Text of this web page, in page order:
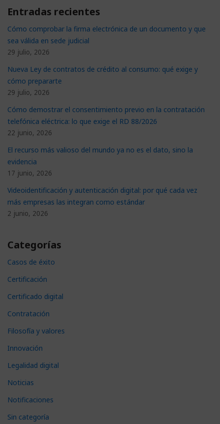
Entradas recientes
Cómo comprobar la firma electrónica de un documento y que
sea válida en sede judicial
29 julio, 2026
Nueva Ley de contratos de crédito al consumo: qué exige y
cómo prepararte
29 julio, 2026
Cómo demostrar el consentimiento previo en la contratación
telefónica eléctrica: lo que exige el RD 88/2026
22 junio, 2026
El recurso más valioso del mundo ya no es el dato, sino la
evidencia
17 junio, 2026
Videoidentificación y autenticación digital: por qué cada vez
más empresas las integran como estándar
2 junio, 2026
Categorías
Casos de éxito
Certificación
Certificado digital
Contratación
Filosofía y valores
Innovación
Legalidad digital
Noticias
Notificaciones
Sin categoría